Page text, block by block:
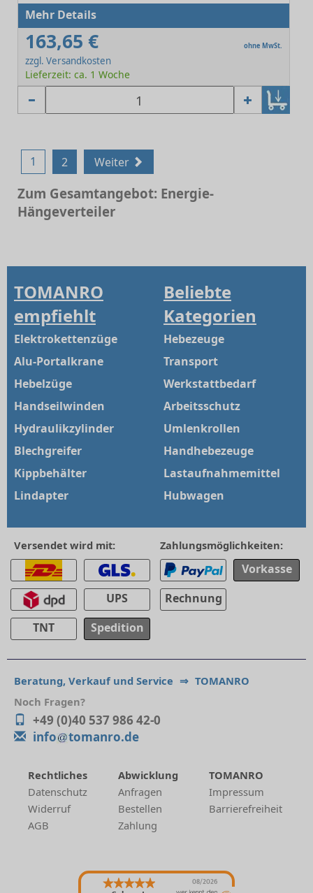
Mehr Details
163,65 € ohne MwSt.
zzgl. Versandkosten
Lieferzeit: ca. 1 Woche
1 2 Weiter
Zum Gesamtangebot: Energie-
Hängeverteiler
TOMANRO
empfiehlt
Elektrokettenzüge
Alu-Portalkrane
Hebelzüge
Handseilwinden
Hydraulikzylinder
Blechgreifer
Kippbehälter
Lindapter
Beliebte
Kategorien
Hebezeuge
Transport
Werkstattbedarf
Arbeitsschutz
Umlenkrollen
Handhebezeuge
Lastaufnahmemittel
Hubwagen
Versendet wird mit:
UPS
TNT
Spedition
Zahlungsmöglichkeiten:
Vorkasse
Rechnung
Beratung, Verkauf und Service ⇒ TOMANRO
Noch Fragen?
+49 (0)40 537 986 42-0
info
tomanro.de
Rechtliches
Datenschutz
Widerruf
AGB
Abwicklung
Anfragen
Bestellen
Zahlung
TOMANRO
Impressum
Barrierefreiheit
08/2026